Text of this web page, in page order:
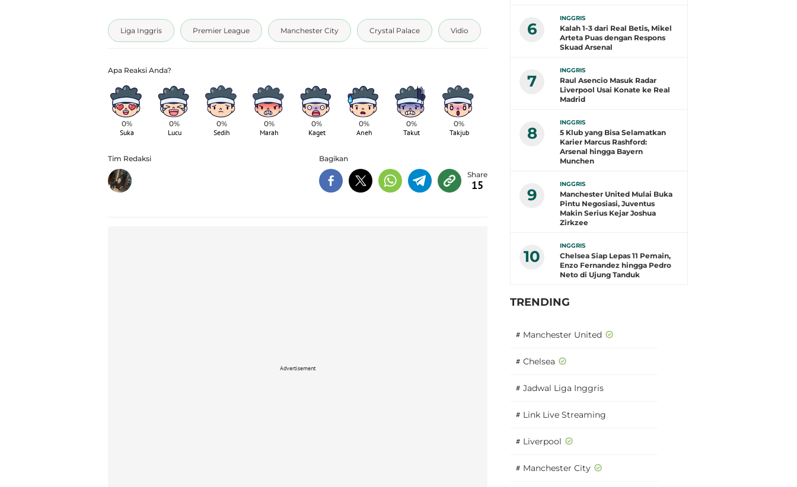
Liga Inggris Premier League Manchester City Crystal Palace Vidio
0%
Suka
0%
Lucu
0%
Sedih
0%
Marah
0%
Kaget
0%
Aneh
0%
Takut
0%
Takjub
Tim Redaksi Bagikan
15
Advertisement
6
INGGRIS
Kalah 1-3 dari Real Betis, Mikel
Arteta Puas dengan Respons
Skuad Arsenal
7
INGGRIS
Raul Asencio Masuk Radar
Liverpool Usai Konate ke Real
Madrid
8
INGGRIS
5 Klub yang Bisa Selamatkan
Karier Marcus Rashford:
Arsenal hingga Bayern
Munchen
9
INGGRIS
Manchester United Mulai Buka
Pintu Negosiasi, Juventus
Makin Serius Kejar Joshua
Zirkzee
10
INGGRIS
Chelsea Siap Lepas 11 Pemain,
Enzo Fernandez hingga Pedro
Neto di Ujung Tanduk
TRENDING
# Manchester United
# Chelsea
# Jadwal Liga Inggris
# Link Live Streaming
# Liverpool
# Manchester City